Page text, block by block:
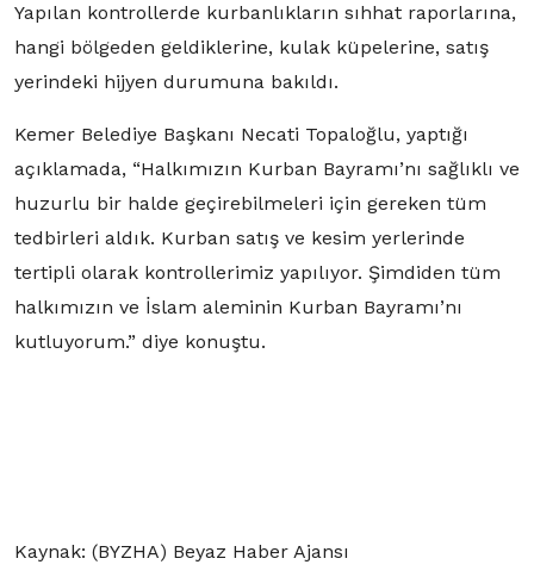
Yapılan kontrollerde kurbanlıkların sıhhat raporlarına,
hangi bölgeden geldiklerine, kulak küpelerine, satış
yerindeki hijyen durumuna bakıldı.
Kemer Belediye Başkanı Necati Topaloğlu, yaptığı
açıklamada, “Halkımızın Kurban Bayramı’nı sağlıklı ve
huzurlu bir halde geçirebilmeleri için gereken tüm
tedbirleri aldık. Kurban satış ve kesim yerlerinde
tertipli olarak kontrollerimiz yapılıyor. Şimdiden tüm
halkımızın ve İslam aleminin Kurban Bayramı’nı
kutluyorum.” diye konuştu.
Kaynak: (BYZHA) Beyaz Haber Ajansı